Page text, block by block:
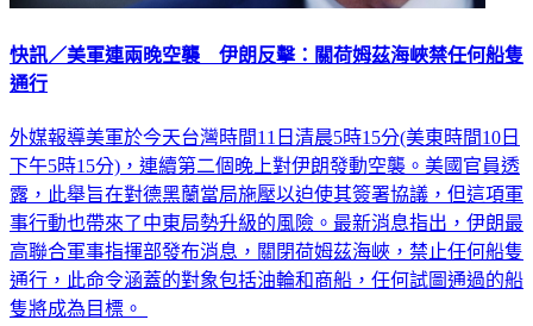
快訊／美軍連兩晚空襲 伊朗反擊：關荷姆茲海峽禁任何船隻
通行
外媒報導美軍於今天台灣時間11日清晨5時15分(美東時間10日
下午5時15分)，連續第二個晚上對伊朗發動空襲。美國官員透
露，此舉旨在對德黑蘭當局施壓以迫使其簽署協議，但這項軍
事行動也帶來了中東局勢升級的風險。最新消息指出，伊朗最
高聯合軍事指揮部發布消息，關閉荷姆茲海峽，禁止任何船隻
通行，此命令涵蓋的對象包括油輪和商船，任何試圖通過的船
隻將成為目標。